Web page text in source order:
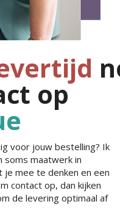
op
voor jouw bestelling? Ik
soms maatwerk in
mee te denken en een
contact op, dan kijken
de levering optimaal af